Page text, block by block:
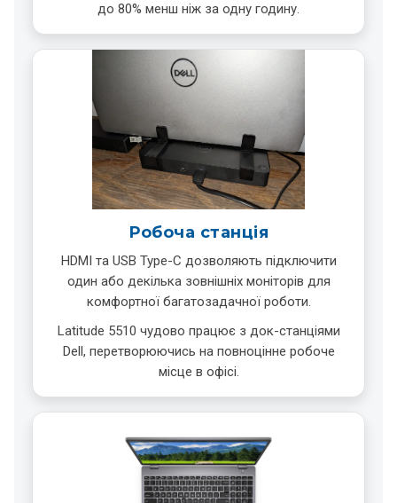
до 80% менш ніж за одну годину.
Робоча станція
HDMI та USB Type-C дозволяють підключити
один або декілька зовнішніх моніторів для
комфортної багатозадачної роботи.
Latitude 5510 чудово працює з док-станціями
Dell, перетворюючись на повноцінне робоче
місце в офісі.